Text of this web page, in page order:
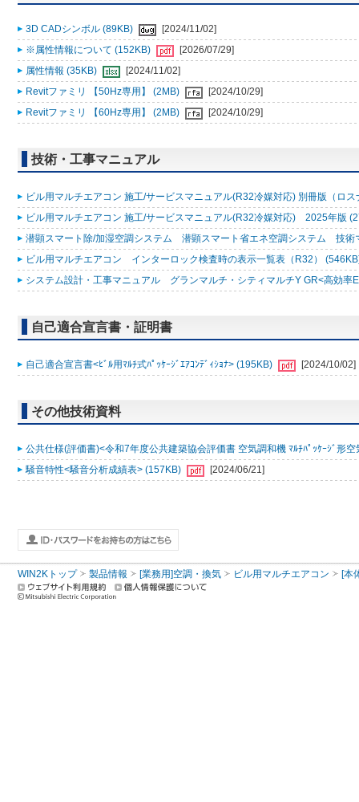
3D CADシンボル (89KB)
[2024/11/02]
※属性情報について (152KB)
[2026/07/29]
属性情報 (35KB)
[2024/11/02]
Revitファミリ 【50Hz専用】 (2MB)
[2024/10/29]
Revitファミリ 【60Hz専用】 (2MB)
[2024/10/29]
技術・工事マニュアル
ビル用マルチエアコン 施工/サービスマニュアル(R32冷媒対応) 別冊版（ロ
ビル用マルチエアコン 施工/サービスマニュアル(R32冷媒対応) 2025年版
潜顕スマート除/加湿空調システム 潜顕スマート省エネ空調システム 技
ビル用マルチエアコン インターロック検査時の表示一覧表（R32）
システム設計・工事マニュアル グランマルチ・シティマルチY GR<高効
自己適合宣言書・証明書
自己適合宣言書<ﾋﾞﾙ用ﾏﾙﾁ式ﾊﾟｯｹｰｼﾞｴｱｺﾝﾃﾞｨｼｮﾅ> (195KB) [2024/10/02]
その他技術資料
公共仕様(評価書)<令和7年度公共建築協会評価書 空気調和機 ﾏﾙﾁﾊﾟｯｹｰｼﾞ形
騒音特性<騒音分析成績表> (157KB)
[2024/06/21]
WIN2Kトップ 製品情報 [業務用]空調・換気 ビル用マルチエアコン [本